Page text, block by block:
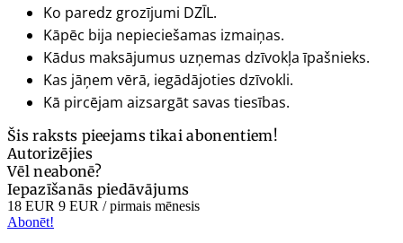
Ko paredz grozījumi DZĪL.
Kāpēc bija nepieciešamas izmaiņas.
Kādus maksājumus uzņemas dzīvokļa īpašnieks.
Kas jāņem vērā, iegādājoties dzīvokli.
Kā pircējam aizsargāt savas tiesības.
Šis raksts pieejams tikai abonentiem!
Autorizējies
Vēl neabonē?
Iepazīšanās piedāvājums
18 EUR 9 EUR / pirmais mēnesis
Abonēt!